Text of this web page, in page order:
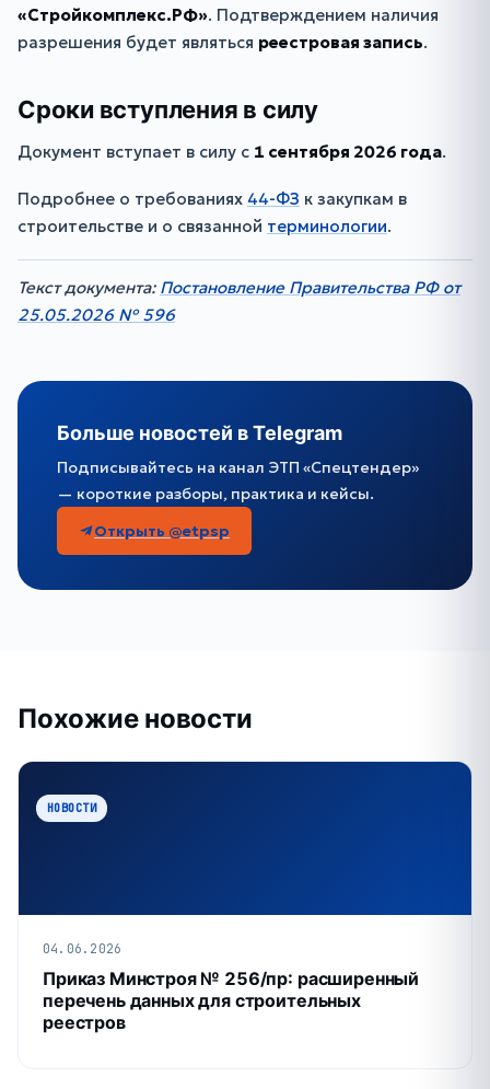
«Стройкомплекс.РФ». Подтверждением наличия
разрешения будет являться реестровая запись.
Сроки вступления в силу
Документ вступает в силу с 1 сентября 2026 года.
Подробнее о требованиях 44-ФЗ к закупкам в
строительстве и о связанной терминологии.
Текст документа: Постановление Правительства РФ от
25.05.2026 № 596
Больше новостей в Telegram
Подписывайтесь на канал ЭТП «Спецтендер»
— короткие разборы, практика и кейсы.
Открыть @etpsp
Похожие новости
НОВОСТИ
04.06.2026
Приказ Минстроя № 256/пр: расширенный
перечень данных для строительных
реестров